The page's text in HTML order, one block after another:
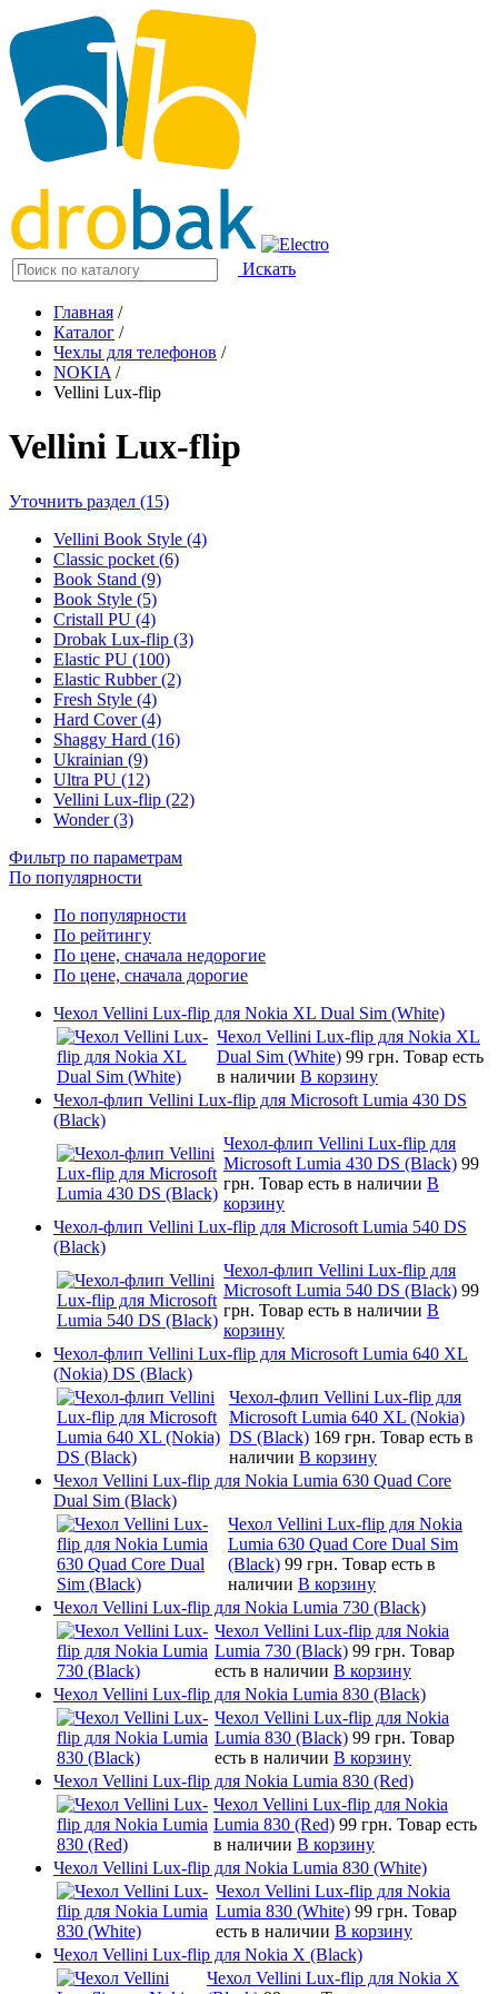
Искать
Главная /
Каталог /
Чехлы для телефонов /
NOKIA /
Vellini Lux-flip
Vellini Lux-flip
Уточнить раздел (15)
Vellini Book Style (4)
Classic pocket (6)
Book Stand (9)
Book Style (5)
Cristall PU (4)
Drobak Lux-flip (3)
Elastic PU (100)
Elastic Rubber (2)
Fresh Style (4)
Hard Cover (4)
Shaggy Hard (16)
Ukrainian (9)
Ultra PU (12)
Vellini Lux-flip (22)
Wonder (3)
Фильтр по параметрам
По популярности
По популярности
По рейтингу
По цене, сначала недорогие
По цене, сначала дорогие
Чехол Vellini Lux-flip для Nokia XL Dual Sim (White)
Чехол Vellini Lux-flip для Nokia XL
Dual Sim (White) 99 грн. Товар есть
в наличии В корзину
Чехол-флип Vellini Lux-flip для Microsoft Lumia 430 DS
(Black)
Чехол-флип Vellini Lux-flip для
Microsoft Lumia 430 DS (Black) 99
грн. Товар есть в наличии В
корзину
Чехол-флип Vellini Lux-flip для Microsoft Lumia 540 DS
(Black)
Чехол-флип Vellini Lux-flip для
Microsoft Lumia 540 DS (Black) 99
грн. Товар есть в наличии В
корзину
Чехол-флип Vellini Lux-flip для Microsoft Lumia 640 XL
(Nokia) DS (Black)
Чехол-флип Vellini Lux-flip для
Microsoft Lumia 640 XL (Nokia)
DS (Black) 169 грн. Товар есть в
наличии В корзину
Чехол Vellini Lux-flip для Nokia Lumia 630 Quad Core
Dual Sim (Black)
Чехол Vellini Lux-flip для Nokia
Lumia 630 Quad Core Dual Sim
(Black) 99 грн. Товар есть в
наличии В корзину
Чехол Vellini Lux-flip для Nokia Lumia 730 (Black)
Чехол Vellini Lux-flip для Nokia
Lumia 730 (Black) 99 грн. Товар
есть в наличии В корзину
Чехол Vellini Lux-flip для Nokia Lumia 830 (Black)
Чехол Vellini Lux-flip для Nokia
Lumia 830 (Black) 99 грн. Товар
есть в наличии В корзину
Чехол Vellini Lux-flip для Nokia Lumia 830 (Red)
Чехол Vellini Lux-flip для Nokia
Lumia 830 (Red) 99 грн. Товар есть
в наличии В корзину
Чехол Vellini Lux-flip для Nokia Lumia 830 (White)
Чехол Vellini Lux-flip для Nokia
Lumia 830 (White) 99 грн. Товар
есть в наличии В корзину
Чехол Vellini Lux-flip для Nokia X (Black)
Чехол Vellini Lux-flip для Nokia X